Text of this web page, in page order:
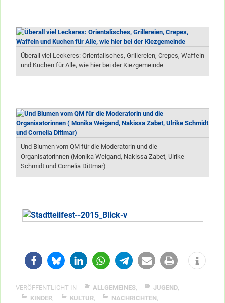
Überall viel Leckeres: Orientalisches, Grillereien, Crepes, Waffeln
und Kuchen für Alle, wie hier bei der Kiezgemeinde
Und Blumen vom QM für die Moderatorin und die
Organisatorinnen (Monika Weigand, Nakissa Zabet, Ulrike
Schmidt und Cornelia Dittmar)
VERÖFFENTLICHT IN ALLGEMEINES, JUGEND,
KINDER, KULTUR, NACHRICHTEN,